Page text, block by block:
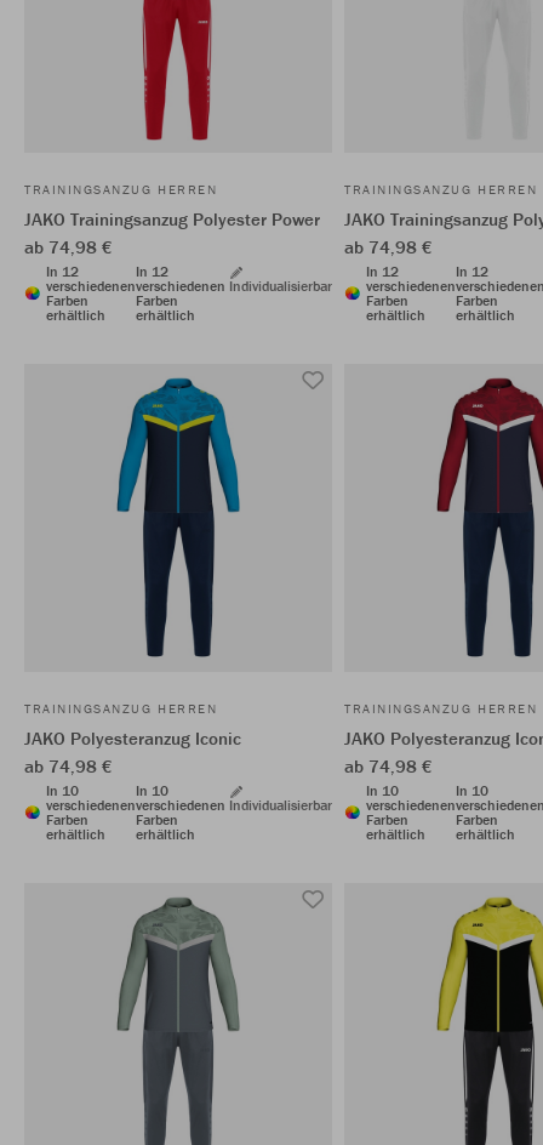
TRAININGSANZUG HERREN
JAKO Trainingsanzug Polyester Power
ab 74,98 €
In 12
verschiedenen
Farben
erhältlich
In 12
verschiedenen
Farben
erhältlich
Individualisierbar
TRAININGSANZUG HERREN
JAKO Trainingsanzug
ab 74,98 €
In 12
verschiedenen
Farben
erhältlich
In 12
Farben
erhältlich
TRAININGSANZUG HERREN
JAKO Polyesteranzug Iconic
ab 74,98 €
In 10
verschiedenen
Farben
erhältlich
In 10
verschiedenen
Farben
erhältlich
Individualisierbar
TRAININGSANZUG HERREN
JAKO Polyesteranzug
ab 74,98 €
In 10
verschiedenen
Farben
erhältlich
In 10
Farben
erhältlich